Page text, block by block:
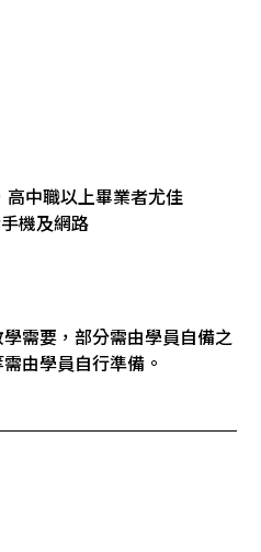
中職以上畢業者尤佳
機及網路
需要，部分需由學員自備之
由學員自行準備。